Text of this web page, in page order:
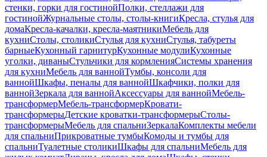
стенки, горки для гостинойПолки, стеллажи для
гостинойЖурнальные столы, столы-книгиКресла, стулья для
домаКресла-качалки, кресла-маятникиМебель для
кухниСтолы, столикиСтулья для кухниСтулья, табуреты
барныеКухонный гарнитурКухонные модулиКухонные
уголки, диваныСтульчики для кормленияСистемы хранения
для кухниМебель для ваннойТумбы, консоли для
ваннойШкафы, пеналы для ваннойШкафчики, полки для
ваннойЗеркала для ваннойАксессуары для ваннойМебель-
трансформерМебель-трансформерКровати-
трансформерыДетские кроватки-трансформерыСтолы-
трансформерыМебель для спальниЗеркалаКомплекты мебели
для спальниПрикроватные тумбыКомоды и тумбы для
спальниТуалетные столикиШкафы для спальниМебель для